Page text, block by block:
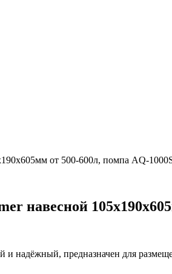
от 500-600л, помпа AQ-
навесной
и надёжный, предназначен для